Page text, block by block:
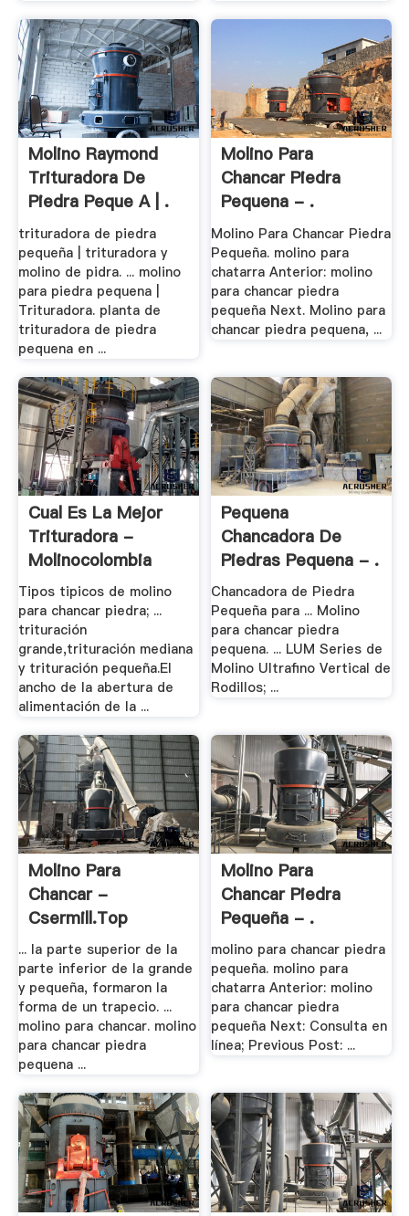
Molino Raymond
Trituradora De
Piedra Peque A | .
trituradora de piedra
pequeña | trituradora y
molino de pidra. ... molino
para piedra pequena |
Trituradora. planta de
trituradora de piedra
pequena en ...
Molino Para
Chancar Piedra
Pequena - .
Molino Para Chancar Piedra
Pequeña. molino para
chatarra Anterior: molino
para chancar piedra
pequeña Next. Molino para
chancar piedra pequena, ...
Cual Es La Mejor
Trituradora -
Molinocolombia
Tipos tipicos de molino
para chancar piedra; ...
trituración
grande,trituración mediana
y trituración pequeña.El
ancho de la abertura de
alimentación de la ...
Pequena
Chancadora De
Piedras Pequena - .
Chancadora de Piedra
Pequeña para ... Molino
para chancar piedra
pequena. ... LUM Series de
Molino Ultrafino Vertical de
Rodillos; ...
Molino Para
Chancar -
Csermill.top
... la parte superior de la
parte inferior de la grande
y pequeña, formaron la
forma de un trapecio. ...
molino para chancar. molino
para chancar piedra
pequena ...
Molino Para
Chancar Piedra
Pequeña - .
molino para chancar piedra
pequeña. molino para
chatarra Anterior: molino
para chancar piedra
pequeña Next: Consulta en
línea; Previous Post: ...